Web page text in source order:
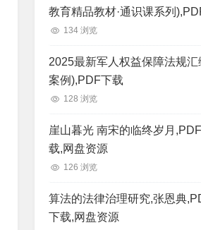
教育精品教材·通识课系列
134 浏览
2025最新军人权益保障法规汇
案例),PDF下载
128 浏览
崖山暮光 南宋的临终岁月
载,网盘资源
126 浏览
算法的法律治理研究,张恩典
下载,网盘资源